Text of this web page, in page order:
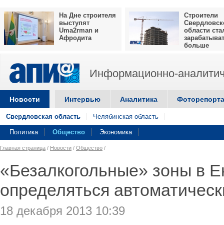
На Дне строителя
выступят
Uma2rman и
Афродита
Строители
области
больше
Информационно-
Новости Интервью Аналитика
Свердловская область Челябинская область
Политика Общество Экономика
Главная страница / Новости / Общество /
«Безалкогольные» зоны в
определяться
18 декабря 2013 10:39